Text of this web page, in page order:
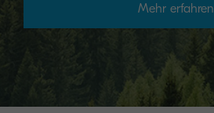
Mehr erfahren